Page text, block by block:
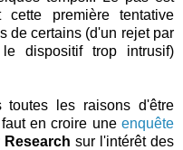
cette première tentative
de certains (d'un rejet par
dispositif trop intrusif)
toutes les raisons d'être
en croire une enquête
Research sur l'intérêt des